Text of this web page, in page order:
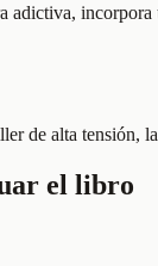
adictiva,
de alta tensión,
el libro